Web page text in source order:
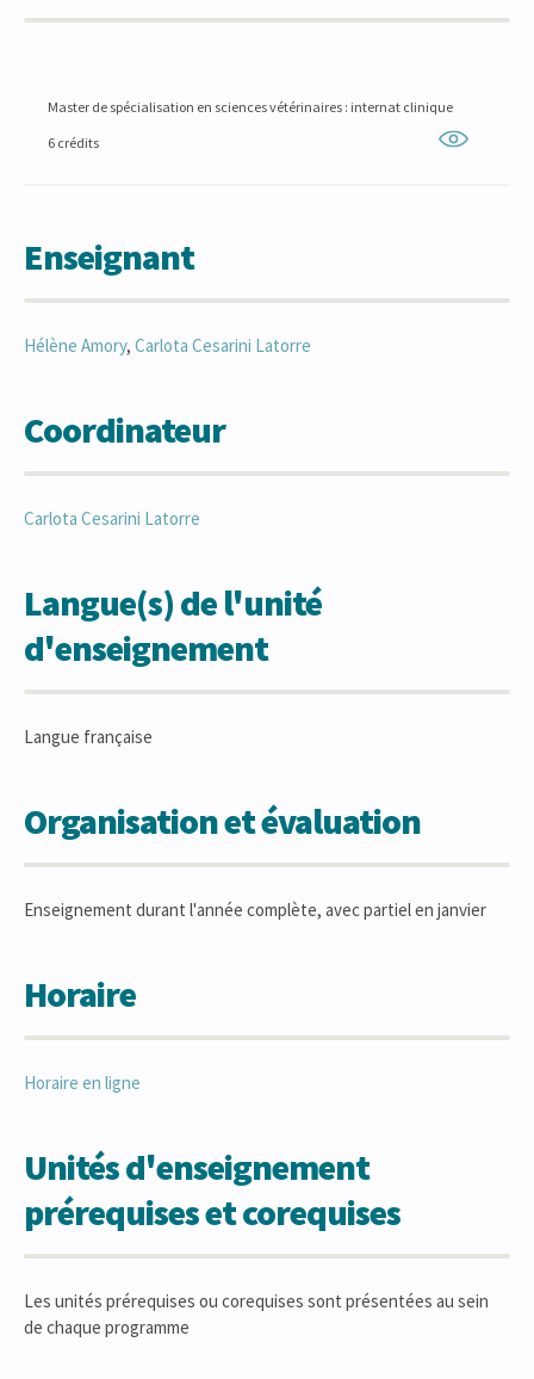
Master de spécialisation en sciences vétérinaires : internat clinique
6 crédits
Enseignant
Hélène Amory, Carlota Cesarini Latorre
Coordinateur
Carlota Cesarini Latorre
Langue(s) de l'unité
d'enseignement
Langue française
Organisation et évaluation
Enseignement durant l'année complète, avec partiel en janvier
Horaire
Horaire en ligne
Unités d'enseignement
prérequises et corequises
Les unités prérequises ou corequises sont présentées au sein
de chaque programme